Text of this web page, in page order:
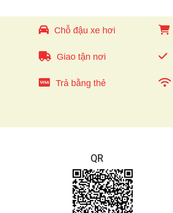
Chỗ đậu xe hơi
Giao tận nơi
Trả bằng thẻ
QR